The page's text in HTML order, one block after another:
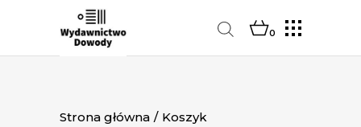
0
Strona główna / Koszyk